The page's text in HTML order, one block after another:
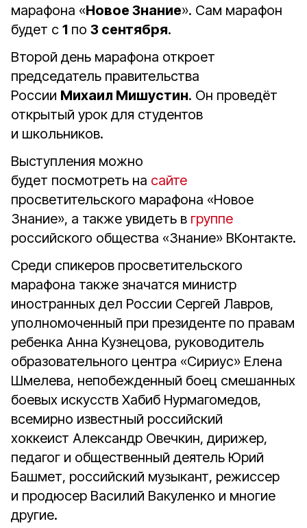
марафона «Новое Знание». Сам марафон
будет с 1 по 3 сентября.
Второй день марафона откроет
председатель правительства
России Михаил Мишустин. Он проведёт
открытый урок для студентов
и школьников.
Выступления можно
будет посмотреть на сайте
просветительского марафона «Новое
Знание», а также увидеть в группе
российского общества «Знание» ВКонтакте.
Среди спикеров просветительского
марафона также значатся министр
иностранных дел России Сергей Лавров,
уполномоченный при президенте по правам
ребенка Анна Кузнецова, руководитель
образовательного центра «Сириус» Елена
Шмелева, непобежденный боец смешанных
боевых искусств Хабиб Нурмагомедов,
всемирно известный российский
хоккеист Александр Овечкин, дирижер,
педагог и общественный деятель Юрий
Башмет, российский музыкант, режиссер
и продюсер Василий Вакуленко и многие
другие.